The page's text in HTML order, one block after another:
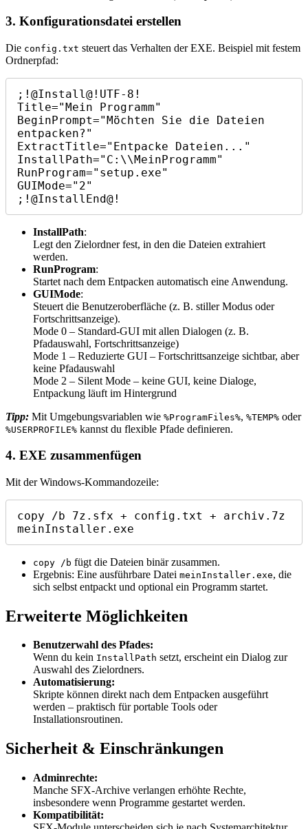
3. Konfigurationsdatei erstellen
Die config.txt steuert das Verhalten der EXE. Beispiel mit festem
Ordnerpfad:
;!@Install@!UTF-8!
Title="Mein Programm"
BeginPrompt="Möchten Sie die Dateien
entpacken?"
ExtractTitle="Entpacke Dateien..."
InstallPath="C:\\MeinProgramm"
RunProgram="setup.exe"
GUIMode="2"
;!@InstallEnd@!
InstallPath:
Legt den Zielordner fest, in den die Dateien extrahiert
werden.
RunProgram:
Startet nach dem Entpacken automatisch eine Anwendung.
GUIMode:
Steuert die Benutzeroberfläche (z. B. stiller Modus oder
Fortschrittsanzeige).
Mode 0 – Standard-GUI mit allen Dialogen (z. B.
Pfadauswahl, Fortschrittsanzeige)
Mode 1 – Reduzierte GUI – Fortschrittsanzeige sichtbar, aber
keine Pfadauswahl
Mode 2 – Silent Mode – keine GUI, keine Dialoge,
Entpackung läuft im Hintergrund
Tipp: Mit Umgebungsvariablen wie %ProgramFiles%, %TEMP% oder
%USERPROFILE% kannst du flexible Pfade definieren.
4. EXE zusammenfügen
Mit der Windows-Kommandozeile:
copy /b 7z.sfx + config.txt + archiv.7z
meinInstaller.exe
copy /b fügt die Dateien binär zusammen.
Ergebnis: Eine ausführbare Datei meinInstaller.exe, die
sich selbst entpackt und optional ein Programm startet.
Erweiterte Möglichkeiten
Benutzerwahl des Pfades:
Wenn du kein InstallPath setzt, erscheint ein Dialog zur
Auswahl des Zielordners.
Automatisierung:
Skripte können direkt nach dem Entpacken ausgeführt
werden – praktisch für portable Tools oder
Installationsroutinen.
Sicherheit & Einschränkungen
Adminrechte:
Manche SFX-Archive verlangen erhöhte Rechte,
insbesondere wenn Programme gestartet werden.
Kompatibilität: